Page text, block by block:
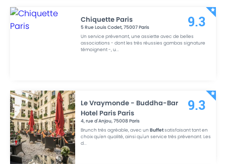
Chiquette Paris
5 Rue Louis Codet,75007Paris
Un service prévenant, une assiette avec de belles
associations - dont les très réussies gambas signature
témoignent -, u...
9.3
Le Vraymonde - Buddha-Bar
Hotel Paris Paris
4, rue d'Anjou,75008 Paris
Brunch très agréable, avec unBuffetsatisfaisant tant en
choix qu'en qualité, ainsi qu'un service très prévenant. Les
d...
9.3